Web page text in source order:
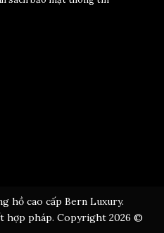
hồ cao cấp Bern Luxury.
hợp pháp. Copyright 2026 ©